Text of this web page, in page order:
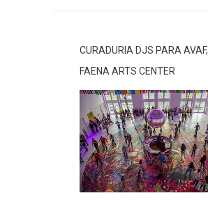
CURADURIA DJS PARA AVAF,
FAENA ARTS CENTER